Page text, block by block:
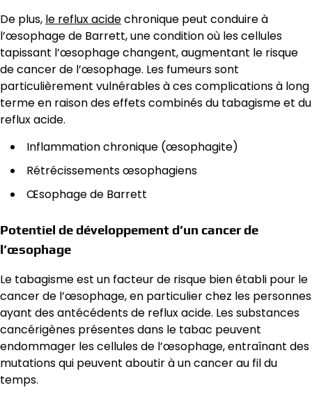
De plus, le reflux acidechronique peut conduire à
l’œsophage de Barrett, une condition où les cellules
tapissant l’œsophage changent, augmentant le risque
de cancer de l’œsophage. Les fumeurs sont
particulièrement vulnérables à ces complications à long
terme en raison des effets combinés du tabagisme et du
reflux acide.
Inflammation chronique (œsophagite)
Rétrécissements œsophagiens
Œsophage de Barrett
Potentiel de développement d’un cancer de
l’œsophage
Le tabagisme est un facteur de risque bien établi pour le
cancer de l’œsophage, en particulier chez les personnes
ayant des antécédents de reflux acide. Les substances
cancérigènes présentes dans le tabac peuvent
endommager les cellules de l’œsophage, entraînant des
mutations qui peuvent aboutir à un cancer au fil du
temps.